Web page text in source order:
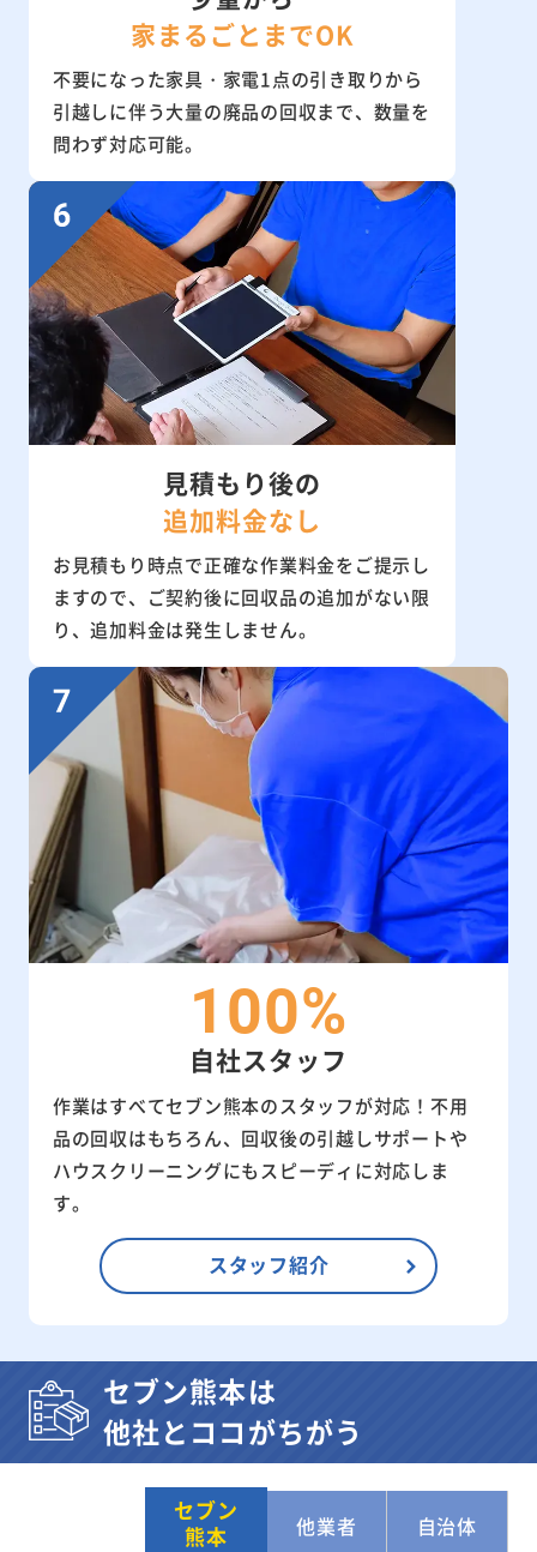
家まるごとまでOK
不要になった家具・家電1点の引き取りから
引越しに伴う大量の廃品の回収まで、数量を
問わず対応可能。
見積もり後の
追加料金なし
お見積もり時点で正確な作業料金をご提示し
ますので、ご契約後に回収品の追加がない限
り、追加料金は発生しません。
100%
自社スタッフ
作業はすべてセブン熊本のスタッフが対応！不用
品の回収はもちろん、回収後の引越しサポートや
ハウスクリーニングにもスピーディに対応しま
す。
スタッフ紹介
セブン熊本は
他社とココがちがう
セブン
熊本
他業者 自治体